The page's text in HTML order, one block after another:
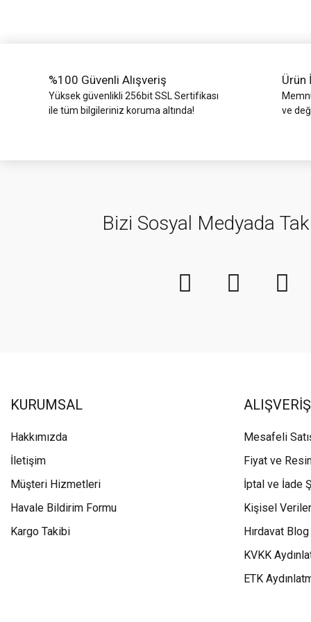
%100 Güvenli Alışveriş
Yüksek güvenlikli 256bit SSL Sertifikası
ile tüm bilgileriniz koruma altında!
Ürün
ve
Bizi Sosyal Medyada
KURUMSAL
Hakkımızda
İletişim
Müşteri Hizmetleri
Havale Bildirim Formu
Kargo Takibi
ALIŞVERİŞ
Mesafeli
Fiyat ve
İptal ve İade
Kişisel
Hırdavat Blog
KVKK
ETK